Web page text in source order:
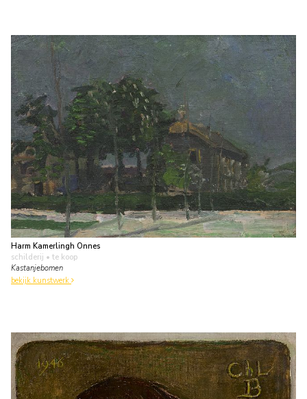
Harm Kamerlingh Onnes
schilderij • te koop
Kastanjebomen
bekijk kunstwerk